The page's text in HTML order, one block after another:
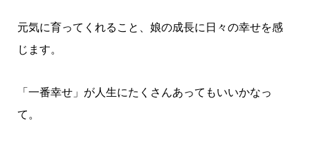
元気に育ってくれること、娘の成長に日々の幸せを感
じます。
「一番幸せ」が人生にたくさんあってもいいかなっ
て。